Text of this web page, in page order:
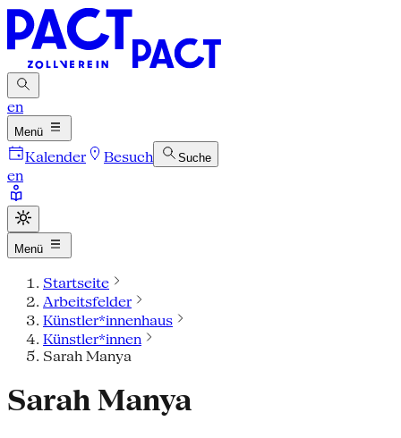
en
Menü
Kalender Besuch Suche
en
Menü
Startseite
Arbeitsfelder
Künstler*innenhaus
Künstler*innen
Sarah Manya
Sarah Manya